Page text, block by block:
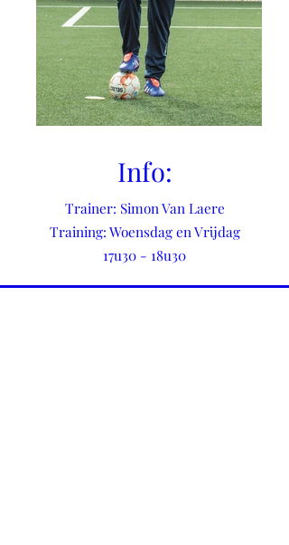
Info:
Trainer: Simon Van Laere
Training: Woensdag en Vrijdag
17u30 - 18u30